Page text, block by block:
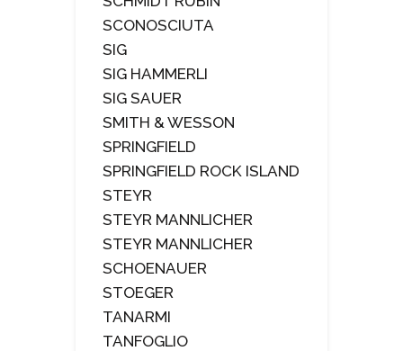
SCONOSCIUTA
SIG
SIG HAMMERLI
SIG SAUER
SMITH & WESSON
SPRINGFIELD
SPRINGFIELD ROCK ISLAND
STEYR
STEYR MANNLICHER
STEYR MANNLICHER
SCHOENAUER
STOEGER
TANARMI
TANFOGLIO